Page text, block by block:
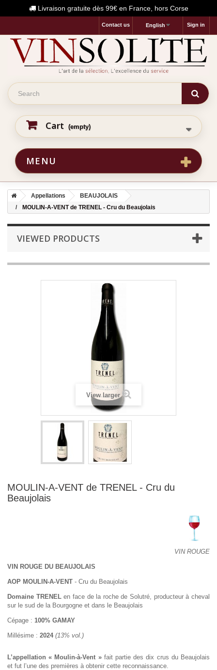
Livraison gratuite dès 99€ en France, hors Corse
Sign in
English
Contact us
Cart (empty)
MENU
Appellations
BEAUJOLAIS
MOULIN-A-VENT de TRENEL - Cru du Beaujolais
VIEWED PRODUCTS
View larger
MOULIN-A-VENT de TRENEL - Cru du
Beaujolais
VIN ROUGE
VIN ROUGE DU BEAUJOLAIS
AOP MOULIN-A-VENT - Cru du Beaujolais
Domaine TRENELen face de la roche de Solutré, producteur à cheval
sur le sud de la Bourgogne et dans le Beaujolais
Cépage : 100% GAMAY
Millésime : 2024 (13% vol.)
L’appellation « Moulin-à-Vent »fait partie des dix crus du Beaujolais
et fut l’une des premières à obtenir cette reconnaissance.